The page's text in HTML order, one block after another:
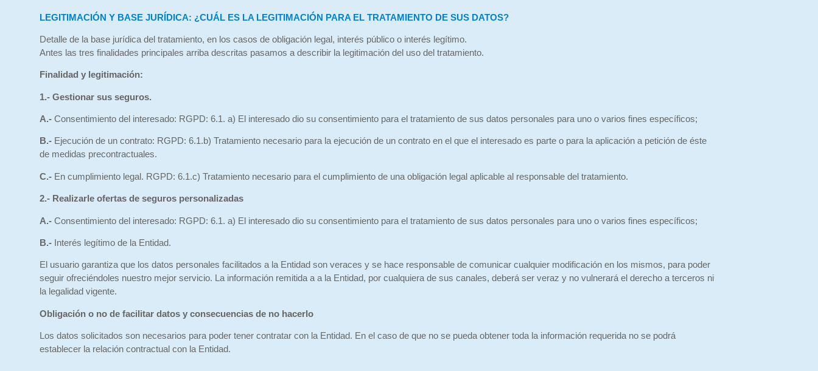
LEGITIMACIÓN Y BASE JURÍDICA: ¿CUÁL ES LA LEGITIMACIÓN PARA EL TRATAMIENTO DE SUS DATOS?
Detalle de la base jurídica del tratamiento, en los casos de obligación legal, interés público o interés legítimo.
Antes las tres finalidades principales arriba descritas pasamos a describir la legitimación del uso del tratamiento.
Finalidad y legitimación:
1.- Gestionar sus seguros.
A.- Consentimiento del interesado: RGPD: 6.1. a) El interesado dio su consentimiento para el tratamiento de sus datos personales para uno o varios fines específicos;
B.- Ejecución de un contrato: RGPD: 6.1.b) Tratamiento necesario para la ejecución de un contrato en el que el interesado es parte o para la aplicación a petición de éste
de medidas precontractuales.
C.- En cumplimiento legal. RGPD: 6.1.c) Tratamiento necesario para el cumplimiento de una obligación legal aplicable al responsable del tratamiento.
2.- Realizarle ofertas de seguros personalizadas
A.- Consentimiento del interesado: RGPD: 6.1. a) El interesado dio su consentimiento para el tratamiento de sus datos personales para uno o varios fines específicos;
B.- Interés legítimo de la Entidad.
El usuario garantiza que los datos personales facilitados a la Entidad son veraces y se hace responsable de comunicar cualquier modificación en los mismos, para poder
seguir ofreciéndoles nuestro mejor servicio. La información remitida a a la Entidad, por cualquiera de sus canales, deberá ser veraz y no vulnerará el derecho a terceros ni
la legalidad vigente.
Obligación o no de facilitar datos y consecuencias de no hacerlo
Los datos solicitados son necesarios para poder tener contratar con la Entidad. En el caso de que no se pueda obtener toda la información requerida no se podrá
establecer la relación contractual con la Entidad.